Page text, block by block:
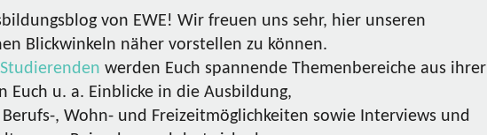
von EWE! Wir freuen uns sehr, hier unseren
Blickwinkeln näher vorstellen zu können.
werden Euch spannende Themenbereiche aus ihrer
Euch u. a. Einblicke in die Ausbildung,
, Wohn- und Freizeitmöglichkeiten sowie Interviews und